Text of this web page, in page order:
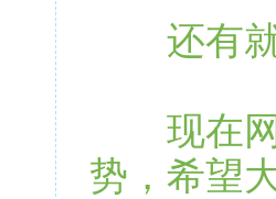
还有就
现在网
势，希望